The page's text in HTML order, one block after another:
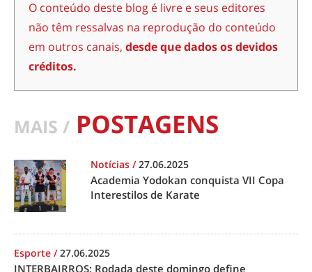
O conteúdo deste blog é livre e seus editores
não têm ressalvas na reprodução do conteúdo
em outros canais, desde que dados os devidos
créditos.
MAIS / POSTAGENS
Notícias /27.06.2025
Academia Yodokan conquista VII Copa
Interestilos de Karate
Esporte /27.06.2025
INTERBAIRROS: Rodada deste domingo define